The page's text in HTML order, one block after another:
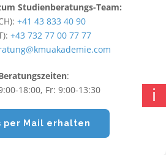
Studienberatungs-Team:
+41 43 833 40 90
+43 732 77 00 77 77
:
18:00, Fr: 9:00-13:30
per Mail erhalten
ℹ